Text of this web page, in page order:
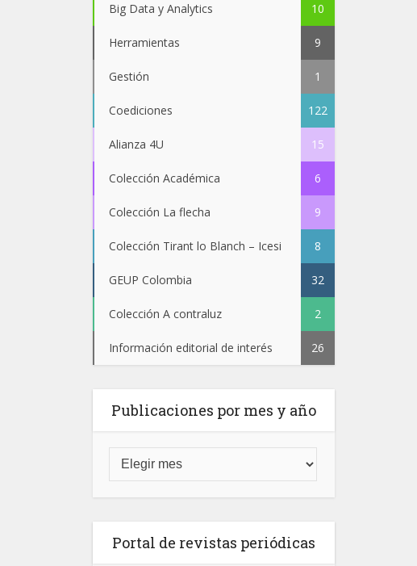
Big Data y Analytics 10
Herramientas 9
Gestión 1
Coediciones 122
Alianza 4U 15
Colección Académica 6
Colección La flecha 9
Colección Tirant lo Blanch – Icesi 8
GEUP Colombia 32
Colección A contraluz 2
Información editorial de interés 26
Publicaciones por mes y año
Portal de revistas periódicas